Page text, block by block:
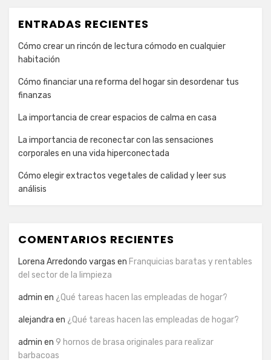
ENTRADAS RECIENTES
Cómo crear un rincón de lectura cómodo en cualquier
habitación
Cómo financiar una reforma del hogar sin desordenar tus
finanzas
La importancia de crear espacios de calma en casa
La importancia de reconectar con las sensaciones
corporales en una vida hiperconectada
Cómo elegir extractos vegetales de calidad y leer sus
análisis
COMENTARIOS RECIENTES
Lorena Arredondo vargas en Franquicias baratas y rentables
del sector de la limpieza
admin en ¿Qué tareas hacen las empleadas de hogar?
alejandra en ¿Qué tareas hacen las empleadas de hogar?
admin en 9 hornos de brasa originales para realizar
barbacoas